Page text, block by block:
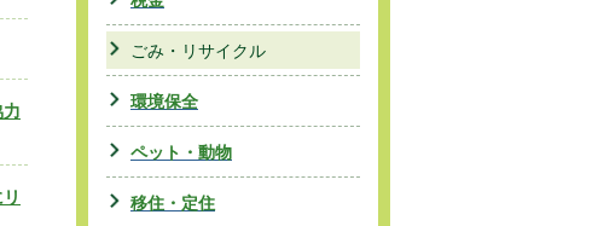
ごみ・リサイクル
環境保全
ペット・動物
移住・定住